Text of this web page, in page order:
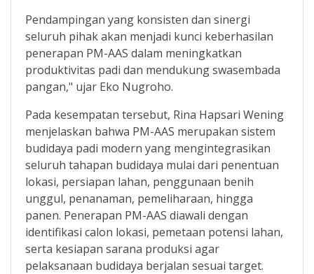
Pendampingan yang konsisten dan sinergi
seluruh pihak akan menjadi kunci keberhasilan
penerapan PM-AAS dalam meningkatkan
produktivitas padi dan mendukung swasembada
pangan," ujar Eko Nugroho.
Pada kesempatan tersebut, Rina Hapsari Wening
menjelaskan bahwa PM-AAS merupakan sistem
budidaya padi modern yang mengintegrasikan
seluruh tahapan budidaya mulai dari penentuan
lokasi, persiapan lahan, penggunaan benih
unggul, penanaman, pemeliharaan, hingga
panen. Penerapan PM-AAS diawali dengan
identifikasi calon lokasi, pemetaan potensi lahan,
serta kesiapan sarana produksi agar
pelaksanaan budidaya berjalan sesuai target.